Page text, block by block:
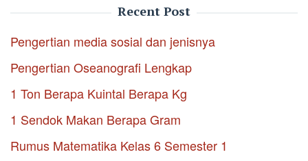
Recent Post
Pengertian media sosial dan jenisnya
Pengertian Oseanografi Lengkap
1 Ton Berapa Kuintal Berapa Kg
1 Sendok Makan Berapa Gram
Rumus Matematika Kelas 6 Semester 1